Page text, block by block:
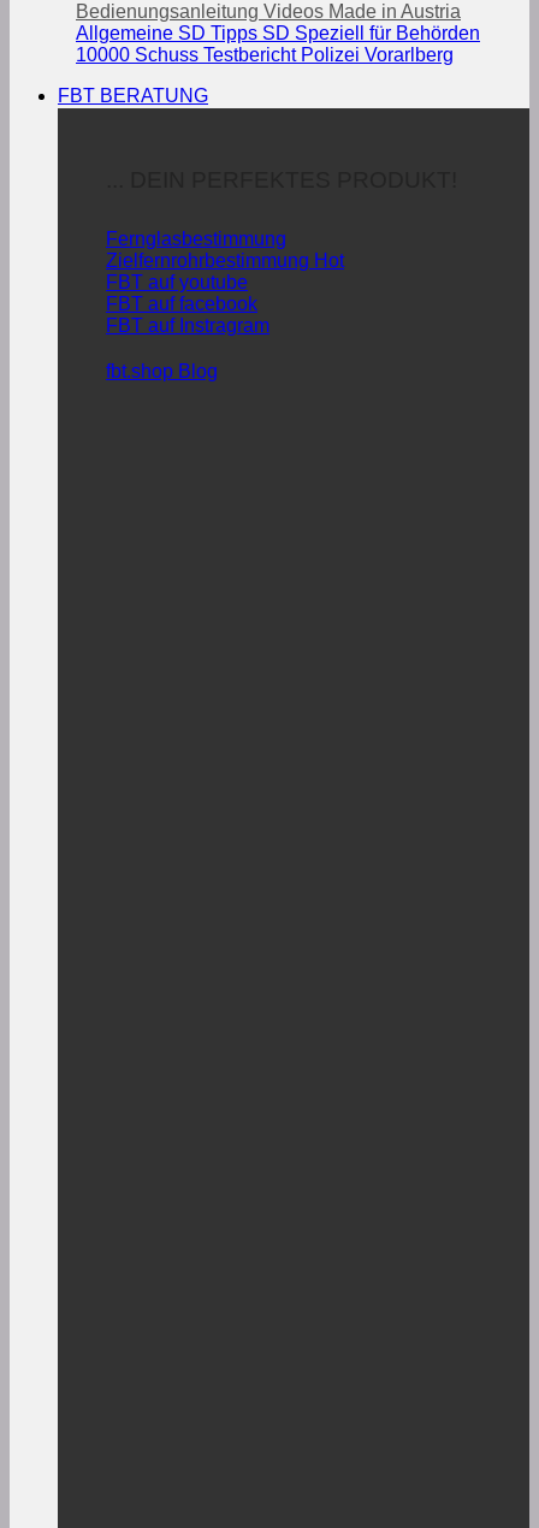
Bedienungsanleitung Videos Made in Austria
Allgemeine SD Tipps SD Speziell für Behörden
10000 Schuss Testbericht Polizei Vorarlberg
FBT BERATUNG
Fernglasbestimmung
Zielfernrohrbestimmung
FBT auf youtube
FBT auf facebook
FBT auf Instragram
fbt.shop Blog